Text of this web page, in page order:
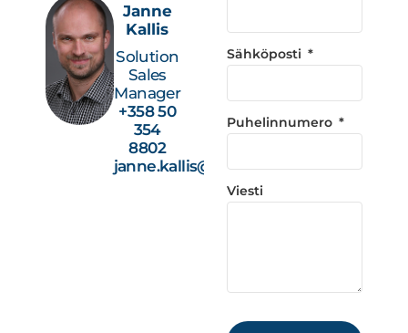
Janne
Kallis
Solution
Sales
Manager
+358 50
354
8802
janne.kallis@studiotec.fi
Sähköposti
Puhelinnumero
Viesti